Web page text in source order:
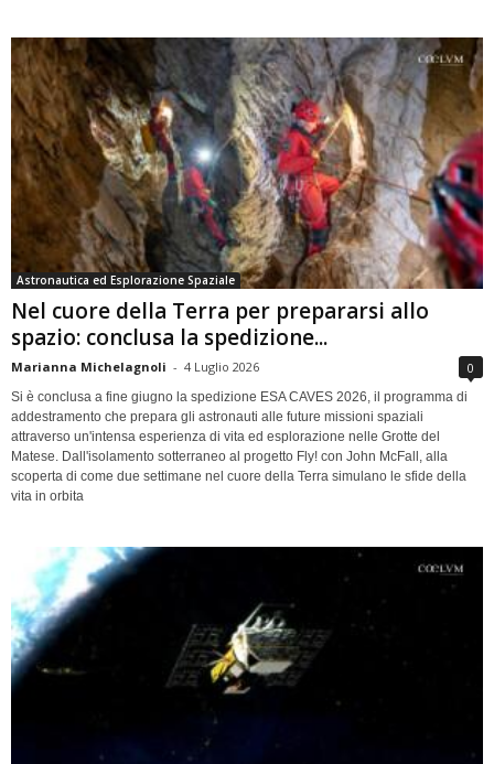
Astronautica ed Esplorazione Spaziale
Nel cuore della Terra per prepararsi allo
spazio: conclusa la spedizione...
Marianna Michelagnoli - 4 Luglio 2026 0
Si è conclusa a fine giugno la spedizione ESA CAVES 2026, il programma di
addestramento che prepara gli astronauti alle future missioni spaziali
attraverso un'intensa esperienza di vita ed esplorazione nelle Grotte del
Matese. Dall'isolamento sotterraneo al progetto Fly! con John McFall, alla
scoperta di come due settimane nel cuore della Terra simulano le sfide della
vita in orbita